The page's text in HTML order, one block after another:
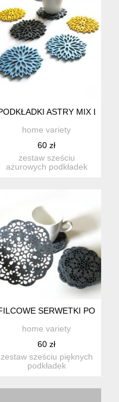
ASTRY MIX LV
home variety
60 zł
zestaw sześciu
ażurowych podkładek
SERWETKI POD
home variety
60 zł
zestaw sześciu pięknych
podkładek